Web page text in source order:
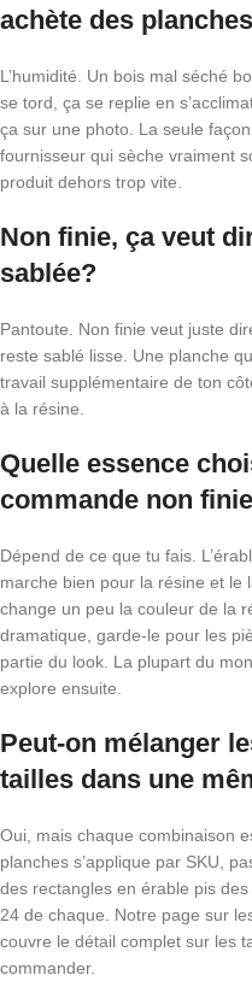
achète des
L’humidité. Un bois mal séché
se tord, ça se replie en
ça sur une photo. La seule façon
fournisseur qui sèche vraiment
produit dehors trop vite.
Non finie, ça veut
sablée?
Pantoute. Non finie veut juste
reste sablé lisse. Une planche
travail supplémentaire de ton
à la résine.
Quelle essence
commande non
Dépend de ce que tu fais.
marche bien pour la résine et le
change un peu la couleur de la
dramatique, garde-le pour les
partie du look. La plupart du
explore ensuite.
Peut-on mélanger
tailles dans une
Oui, mais chaque combinaison
planches s’applique par SKU,
des rectangles en érable pis
24 de chaque. Notre page sur
couvre le détail complet sur les
commander.